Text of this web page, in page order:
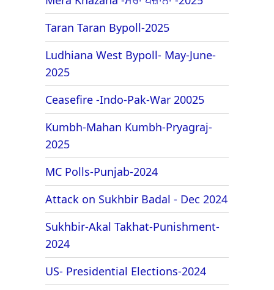
Taran Taran Bypoll-2025
Ludhiana West Bypoll- May-June-
2025
Ceasefire -Indo-Pak-War 20025
Kumbh-Mahan Kumbh-Pryagraj-
2025
MC Polls-Punjab-2024
Attack on Sukhbir Badal - Dec 2024
Sukhbir-Akal Takhat-Punishment-
2024
US- Presidential Elections-2024